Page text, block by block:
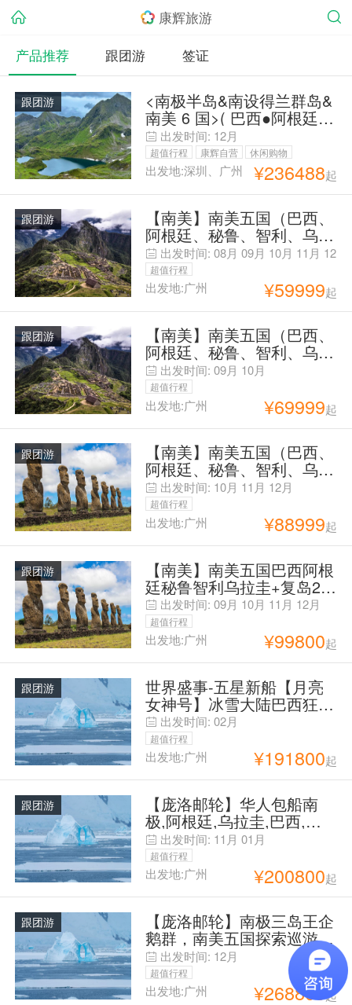
康辉旅游
产品推荐
跟团游 签证
跟团游 <南极半岛&南设得兰群岛&
南美 6 国>( 巴西●阿根廷●
智利●秘鲁●玻利维亚●乌拉
圭 )全国各地可出发 42日探
险之旅
出发时间: 12月
超值行程 康辉自营
休闲购物
观光美食
毕业季旅行 亲子游
出发地:深圳、广州 ¥236488起
跟团游 【南美】南美五国（巴西、
阿根廷、秘鲁、智利、乌拉
圭）18天不含复岛MU5-12
出发时间: 08月 09月 10月 11月 12
月超值行程
出发地:广州 ¥59999起
跟团游 【南美】南美五国（巴西、
阿根廷、秘鲁、智利、乌拉
圭）深度探索MU23天4-10
出发时间: 09月 10月
超值行程
出发地:广州 ¥69999起
跟团游 【南美】南美五国（巴西、
阿根廷、秘鲁、智利、乌拉
圭）26天-CA11-12含复岛
出发时间: 10月 11月 12月
超值行程
出发地:广州 ¥88999起
跟团游 【南美】南美五国巴西阿根
廷秘鲁智利乌拉圭+复岛25
天TK9-12
出发时间: 09月 10月 11月 12月
超值行程
出发地:广州 ¥99800起
跟团游 世界盛事-五星新船【月亮
女神号】冰雪大陆巴西狂欢
节+南极+南美五国旅游30
天
出发时间: 02月
超值行程
出发地:广州 ¥191800起
跟团游 【庞洛邮轮】华人包船南
极,阿根廷,乌拉圭,巴西,智
利,秘鲁35天31晚
出发时间: 11月 01月
超值行程
出发地:广州 ¥200800起
跟团游 【庞洛邮轮】南极三岛王企
鹅群，南美五国探索巡游42
天38晚
出发时间: 12月
超值行程
出发地:广州 ¥268800起